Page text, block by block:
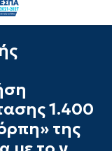
1.400
της